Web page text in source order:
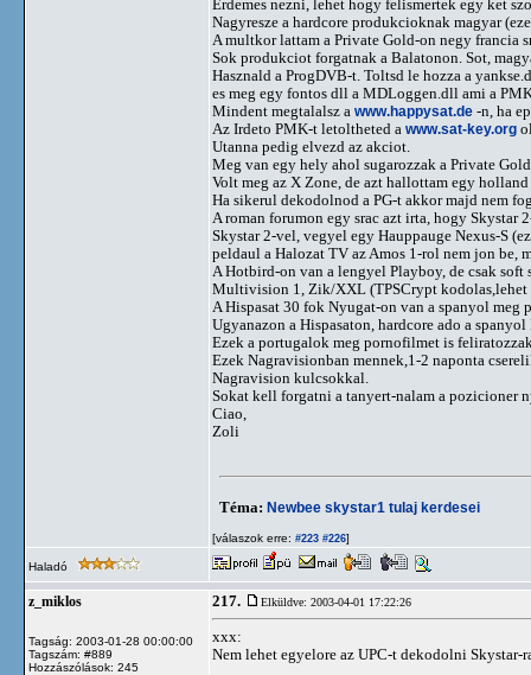
Erdemes nezni, lehet hogy felismertek egy ket
Nagyresze a hardcore produkcioknak magyar
A multkor lattam a Private Gold-on negy francia
Sok produkciot forgatnak a Balatonon. Sot,
Hasznald a ProgDVB-t. Toltsd le hozza a
es meg egy fontos dll a MDLoggen.dll ami a
Mindent megtalalsz a www.happysat.de -n, ha
Az Irdeto PMK-t letoltheted a www.sat-key.org
Utanna pedig elvezd az akciot.
Meg van egy hely ahol sugarozzak a Private
Volt meg az X Zone, de azt hallottam egy
Ha sikerul dekodolnod a PG-t akkor majd nem
A roman forumon egy srac azt irta, hogy
Skystar 2-vel, vegyel egy Hauppauge Nexus-S
peldaul a Halozat TV az Amos 1-rol nem jon be,
A Hotbird-on van a lengyel Playboy, de csak
Multivision 1, Zik/XXL (TPSCrypt
A Hispasat 30 fok Nyugat-on van a spanyol
Ugyanazon a Hispasaton, hardcore ado a
Ezek a portugalok meg pornofilmet is
Ezek Nagravisionban mennek,1-2 naponta
Nagravision kulcsokkal.
Sokat kell forgatni a tanyert-nalam a pozicioner
Ciao,
Zoli
Téma: Newbee skystar1 tulaj kerdesei
[válaszok erre: #223 #226]
Haladó
z_miklos
Tagság: 2003-01-28 00:00:00
Tagszám: #889
Hozzászólások: 245
217. Elküldve: 2003-04-01 17:22:26
xxx:
Nem lehet egyelore az UPC-t dekodolni Skystar-